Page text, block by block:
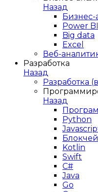
Назад
Бизнес-
Power BI
Big data
Excel
Веб-
Разработка
Назад
Разработка
Назад
Python
Kotlin
Swift
C#
Java
Go